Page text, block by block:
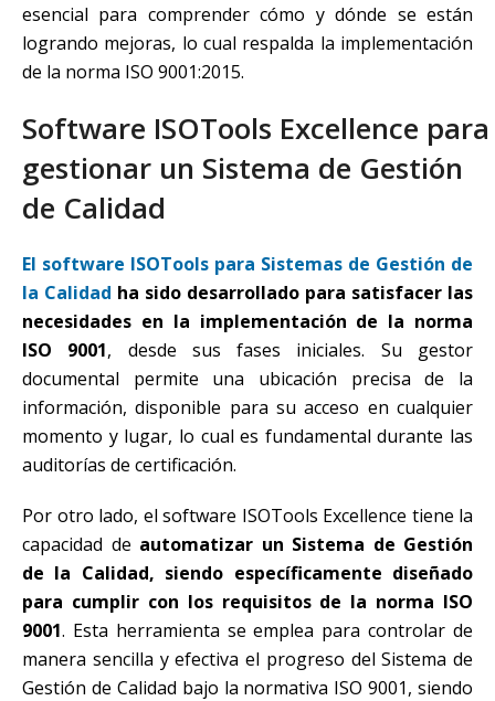
esencial para comprender cómo y dónde se están
logrando mejoras, lo cual respalda la implementación
de la norma ISO 9001:2015.
Software ISOTools Excellence para
gestionar un Sistema de Gestión
de Calidad
El software ISOTools para Sistemas de Gestión de
la Calidad ha sido desarrollado para satisfacer las
necesidades en la implementación de la norma
ISO 9001, desde sus fases iniciales. Su gestor
documental permite una ubicación precisa de la
información, disponible para su acceso en cualquier
momento y lugar, lo cual es fundamental durante las
auditorías de certificación.
Por otro lado, el software ISOTools Excellence tiene la
capacidad de automatizar un Sistema de Gestión
de la Calidad, siendo específicamente diseñado
para cumplir con los requisitos de la norma ISO
9001. Esta herramienta se emplea para controlar de
manera sencilla y efectiva el progreso del Sistema de
Gestión de Calidad bajo la normativa ISO 9001, siendo